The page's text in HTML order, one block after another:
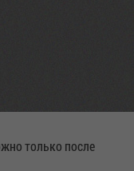
только после